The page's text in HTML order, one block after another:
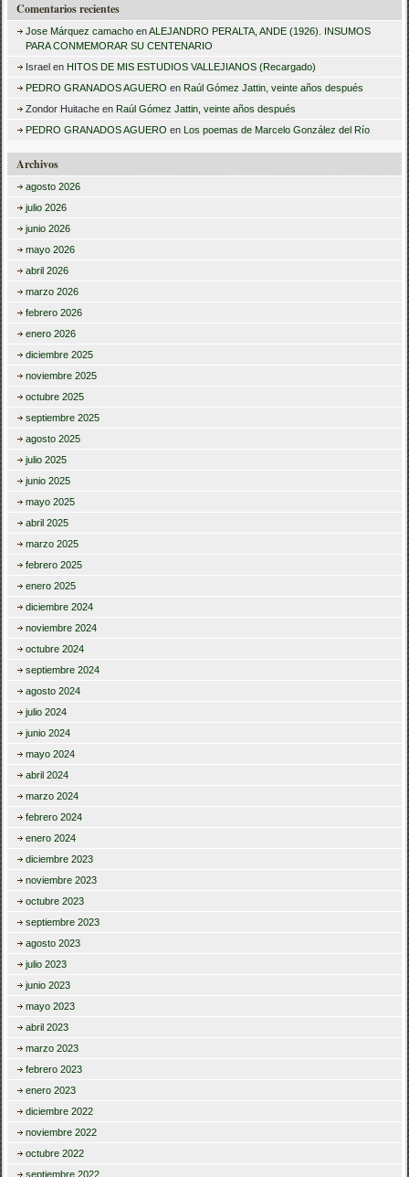
Comentarios recientes
Jose Márquez camacho enALEJANDRO PERALTA, ANDE (1926). INSUMOS
PARA CONMEMORAR SU CENTENARIO
Israel en HITOS DE MIS ESTUDIOS VALLEJIANOS (Recargado)
PEDRO GRANADOS AGUERO en Raúl Gómez Jattin, veinte años después
Zondor Huitache en Raúl Gómez Jattin, veinte años después
PEDRO GRANADOS AGUERO en Los poemas de Marcelo González del Río
Archivos
agosto 2026
julio 2026
junio 2026
mayo 2026
abril 2026
marzo 2026
febrero 2026
enero 2026
diciembre 2025
noviembre 2025
octubre 2025
septiembre 2025
agosto 2025
julio 2025
junio 2025
mayo 2025
abril 2025
marzo 2025
febrero 2025
enero 2025
diciembre 2024
noviembre 2024
octubre 2024
septiembre 2024
agosto 2024
julio 2024
junio 2024
mayo 2024
abril 2024
marzo 2024
febrero 2024
enero 2024
diciembre 2023
noviembre 2023
octubre 2023
septiembre 2023
agosto 2023
julio 2023
junio 2023
mayo 2023
abril 2023
marzo 2023
febrero 2023
enero 2023
diciembre 2022
noviembre 2022
octubre 2022
septiembre 2022